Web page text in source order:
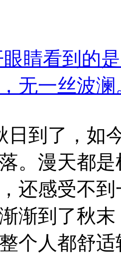
睛看到的
无一丝波澜
日到了，如
。漫天都
还感受不
渐到了秋
个人都舒